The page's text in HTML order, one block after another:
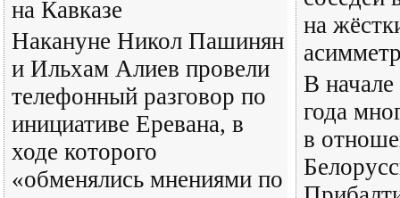
на Кавказе
Накануне Никол Пашинян
и Ильхам Алиев провели
телефонный разговор по
инициативе Еревана, в
ходе которого
«обменялись мнениями по
на
В начале
года
в